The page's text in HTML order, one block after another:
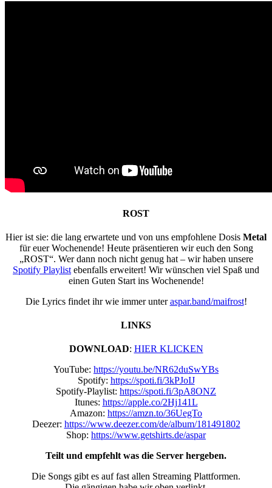
ROST
Hier ist sie: die lang erwartete und von uns empfohlene Dosis Metal
für euer Wochenende! Heute präsentieren wir euch den Song
„ROST“. Wer dann noch nicht genug hat – wir haben unsere
Spotify Playlist ebenfalls erweitert! Wir wünschen viel Spaß und
einen Guten Start ins Wochenende!
Die Lyrics findet ihr wie immer unteraspar.band/maifrost!
LINKS
DOWNLOAD: HIER KLICKEN
YouTube: https://youtu.be/NR62duSwYBs
Spotify: https://spoti.fi/3kPJoIJ
Spotify-Playlist: https://spoti.fi/3pA8ONZ
Itunes: https://apple.co/2Hj141L
Amazon: https://amzn.to/36UegTo
Deezer: https://www.deezer.com/de/album/181491802
Shop: https://www.getshirts.de/aspar
Teilt und empfehlt was die Server hergeben.
Die Songs gibt es auf fast allen Streaming Plattformen.